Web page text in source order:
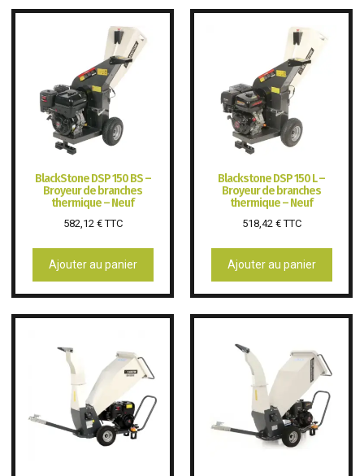
BlackStone DSP 150 BS –
Broyeur de branches
thermique – Neuf
582,12 €TTC
Ajouter au panier
Blackstone DSP 150 L –
Broyeur de branches
thermique – Neuf
518,42 €TTC
Ajouter au panier